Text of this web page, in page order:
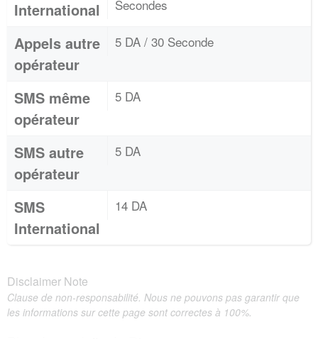
International
Secondes
Appels autre
opérateur
5 DA / 30 Seconde
SMS même
opérateur
5 DA
SMS autre
opérateur
5 DA
SMS
International
14 DA
Disclaimer Note
Clause de non-responsabilité. Nous ne pouvons pas garantir que
les informations sur cette page sont correctes à 100%.